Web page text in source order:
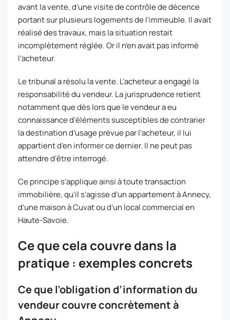
avant la vente, d’une visite de contrôle de décence
portant sur plusieurs logements de l’immeuble. Il avait
réalisé des travaux, mais la situation restait
incomplètement réglée. Or il n’en avait pas informé
l’acheteur.
Le tribunal a résolu la vente. L’acheteur a engagé la
responsabilité du vendeur. La jurisprudence retient
notamment que dès lors que le vendeur a eu
connaissance d’éléments susceptibles de contrarier
la destination d’usage prévue par l’acheteur, il lui
appartient d’en informer ce dernier. Il ne peut pas
attendre d’être interrogé.
Ce principe s’applique ainsi à toute transaction
immobilière, qu’il s’agisse d’un appartement à Annecy,
d’une maison à Cuvat ou d’un local commercial en
Haute-Savoie.
Ce que cela couvre dans la
pratique : exemples concrets
Ce que l’obligation d’information du
vendeur couvre concrètement à